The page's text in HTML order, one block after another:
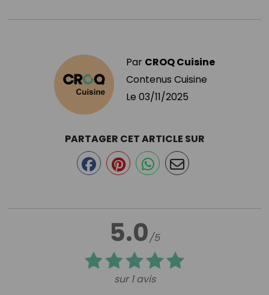
Par CROQ Cuisine
Contenus Cuisine
Le 03/11/2025
5.0/5
sur 1 avis
PARTAGER CET ARTICLE SUR